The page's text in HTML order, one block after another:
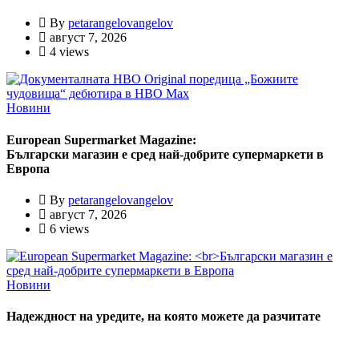
By petarangelovangelov
август 7, 2026
4 views
Новини
European Supermarket Magazine:
Български магазин е сред най-добрите супермаркети в
Европа
By petarangelovangelov
август 7, 2026
6 views
Новини
Надеждност на уредите, на която можете да разчитате